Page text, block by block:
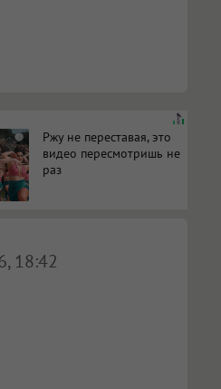
i
Ржу не переставая, это
видео пересмотришь не
раз
18:42